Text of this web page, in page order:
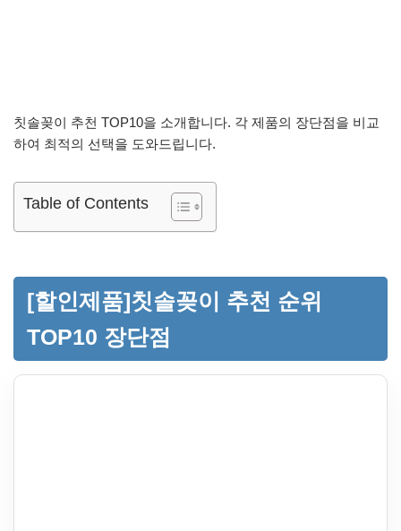
칫솔꽂이 추천 TOP10을 소개합니다. 각 제품의 장단점을 비교
하여 최적의 선택을 도와드립니다.
Table of Contents
[할인제품]칫솔꽂이 추천 순위
TOP10 장단점